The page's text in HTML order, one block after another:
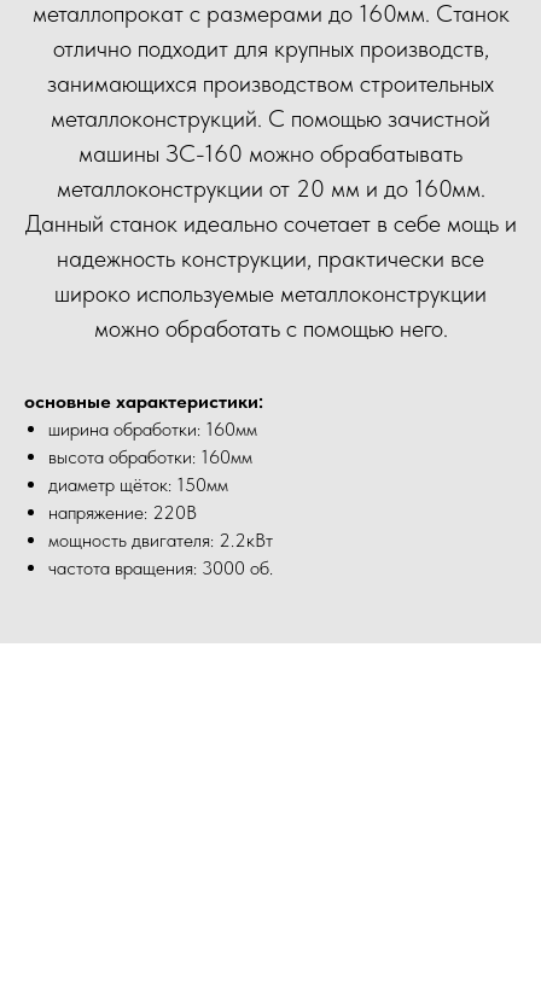
металлопрокат с размерами до 160мм. Станок
отлично подходит для крупных производств,
занимающихся производством строительных
металлоконструкций. С помощью зачистной
машины ЗС-160 можно обрабатывать
металлоконструкции от 20 мм и до 160мм.
Данный станок идеально сочетает в себе мощь и
надежность конструкции, практически все
широко используемые металлоконструкции
можно обработать с помощью него.
основные характеристики:
ширина обработки: 160мм
высота обработки: 160мм
диаметр щёток: 150мм
напряжение: 220В
мощность двигателя: 2.2кВт
частота вращения: 3000 об.